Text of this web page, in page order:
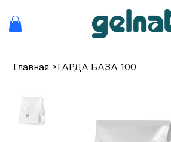
Главная >ГАРДА БАЗА 100